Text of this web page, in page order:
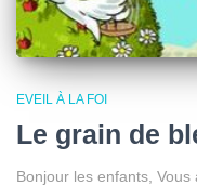
EVEIL À LA FOI
Le grain de
Bonjour les enfants, Vous